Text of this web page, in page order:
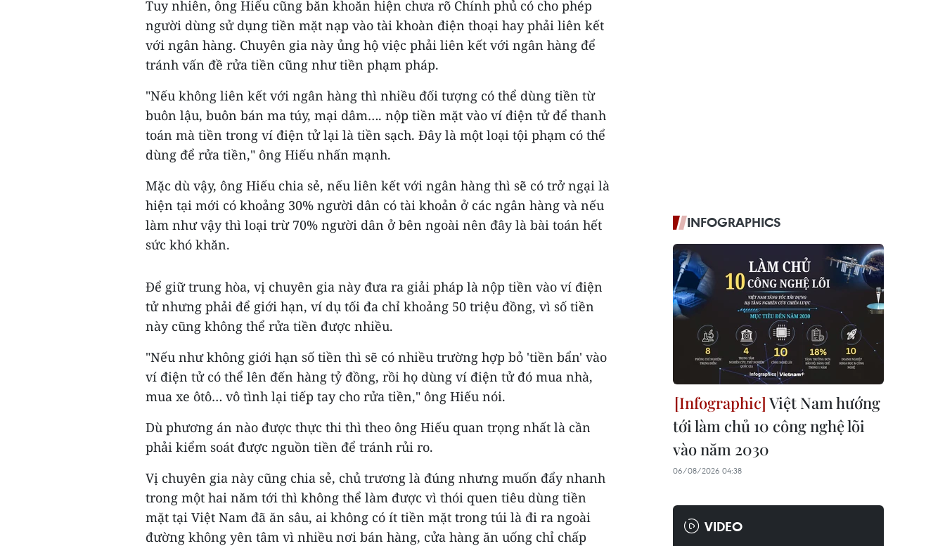
Tuy nhiên, ông Hiếu cũng băn khoăn hiện chưa rõ Chính phủ có cho phép
người dùng sử dụng tiền mặt nạp vào tài khoàn điện thoại hay phải liên kết
với ngân hàng. Chuyên gia này ủng hộ việc phải liên kết với ngân hàng để
tránh vấn đề rửa tiền cũng như tiền phạm pháp.
"Nếu không liên kết với ngân hàng thì nhiều đối tượng có thể dùng tiền từ
buôn lậu, buôn bán ma túy, mại dâm…. nộp tiền mặt vào ví điện tử để thanh
toán mà tiền trong ví điện tử lại là tiền sạch. Đây là một loại tội phạm có thể
dùng để rửa tiền," ông Hiếu nhấn mạnh.
Mặc dù vậy, ông Hiếu chia sẻ, nếu liên kết với ngân hàng thì sẽ có trở ngại là
hiện tại mới có khoảng 30% người dân có tài khoản ở các ngân hàng và nếu
làm như vậy thì loại trừ 70% người dân ở bên ngoài nên đây là bài toán hết
sức khó khăn.
Để giữ trung hòa, vị chuyên gia này đưa ra giải pháp là nộp tiền vào ví điện
tử nhưng phải để giới hạn, ví dụ tối đa chỉ khoảng 50 triệu đồng, vì số tiền
này cũng không thể rửa tiền được nhiều.
"Nếu như không giới hạn số tiền thì sẽ có nhiều trường hợp bỏ 'tiền bẩn' vào
ví điện tử có thể lên đến hàng tỷ đồng, rồi họ dùng ví điện tử đó mua nhà,
mua xe ôtô… vô tình lại tiếp tay cho rửa tiền," ông Hiếu nói.
Dù phương án nào được thực thi thì theo ông Hiếu quan trọng nhất là cần
phải kiểm soát được nguồn tiền để tránh rủi ro.
Vị chuyên gia này cũng chia sẻ, chủ trương là đúng nhưng muốn đẩy nhanh
trong một hai năm tới thì không thể làm được vì thói quen tiêu dùng tiền
mặt tại Việt Nam đã ăn sâu, ai không có ít tiền mặt trong túi là đi ra ngoài
đường không yên tâm vì nhiều nơi bán hàng, cửa hàng ăn uống chỉ chấp
INFOGRAPHICS
Việt Nam hướng
tới làm chủ 10 công nghệ lõi
vào năm 2030
06/08/2026 04:38
VIDEO